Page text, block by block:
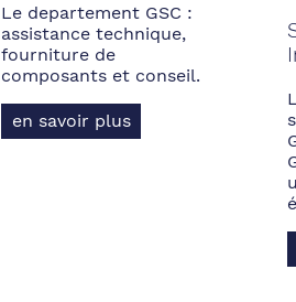
Le departement GSC :
assistance technique,
fourniture de
composants et conseil.
en savoir plus